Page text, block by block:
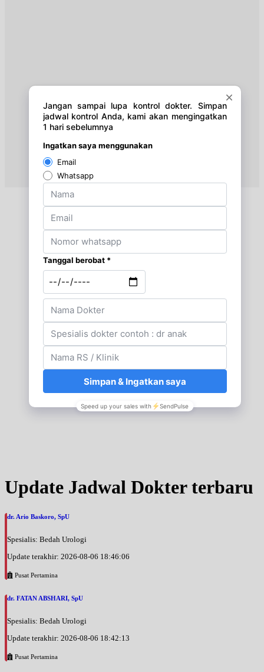
Update Jadwal Dokter terbaru
dr. Ario Baskoro, SpU
Spesialis: Bedah Urologi
Update terakhir: 2026-08-06 18:46:06
Pusat Pertamina
dr. FATAN ABSHARI, SpU
Spesialis: Bedah Urologi
Update terakhir: 2026-08-06 18:42:13
Pusat Pertamina